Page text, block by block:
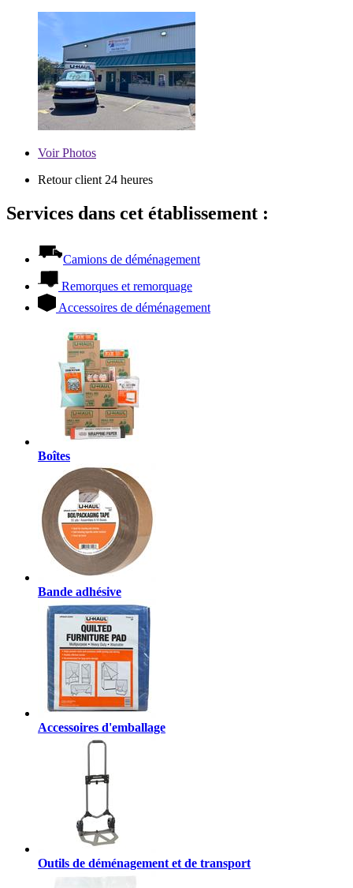
VoirPhotos
Retour client 24 heures
Services dans cet établissement :
Camions de déménagement
Remorques et remorquage
Accessoires de déménagement
Boîtes
Bande adhésive
Accessoires d'emballage
Outils de déménagement et de transport